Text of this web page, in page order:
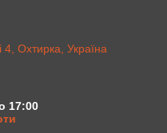
Охтирка, Україна
17:00